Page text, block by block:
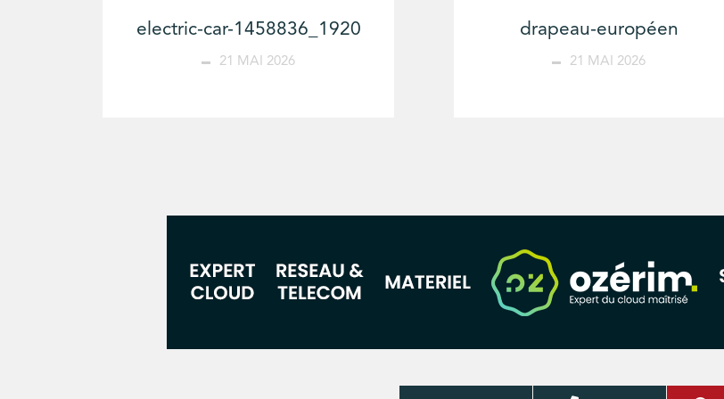
electric-car-1458836_1920
21 MAI 2026
drapeau-européen
21 MAI 2026